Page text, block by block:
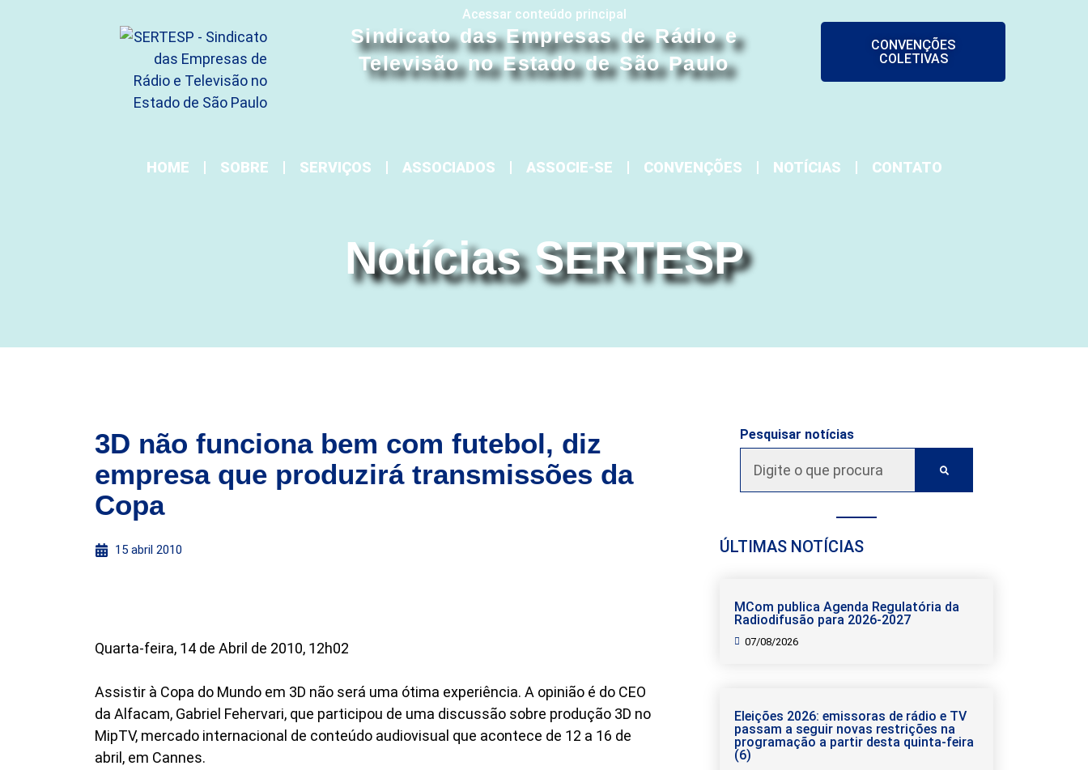
Acessar conteúdo principal
Sindicato das Empresas de Rádio e
Televisão no Estado de São Paulo
CONVENÇÕES
COLETIVAS
HOME SOBRE SERVIÇOS ASSOCIADOS ASSOCIE-SE CONVENÇÕES NOTÍCIAS CONTATO
Notícias SERTESP
3D não funciona bem com futebol, diz
empresa que produzirá transmissões da
Copa
15 abril 2010
Quarta-feira, 14 de Abril de 2010, 12h02
Assistir à Copa do Mundo em 3D não será uma ótima experiência. A opinião é do CEO
da Alfacam, Gabriel Fehervari, que participou de uma discussão sobre produção 3D no
MipTV, mercado internacional de conteúdo audiovisual que acontece de 12 a 16 de
abril, em Cannes.
Pesquisar notícias
ÚLTIMAS NOTÍCIAS
MCom publica Agenda Regulatória da
Radiodifusão para 2026-2027
07/08/2026
Eleições 2026: emissoras de rádio e TV
passam a seguir novas restrições na
programação a partir desta quinta-feira
(6)